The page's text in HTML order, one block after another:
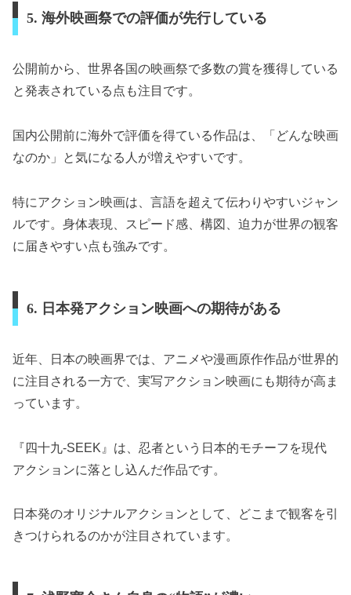
5. 海外映画祭での評価が先行している
公開前から、世界各国の映画祭で多数の賞を獲得している
と発表されている点も注目です。
国内公開前に海外で評価を得ている作品は、「どんな映画
なのか」と気になる人が増えやすいです。
特にアクション映画は、言語を超えて伝わりやすいジャン
ルです。身体表現、スピード感、構図、迫力が世界の観客
に届きやすい点も強みです。
6. 日本発アクション映画への期待がある
近年、日本の映画界では、アニメや漫画原作作品が世界的
に注目される一方で、実写アクション映画にも期待が高ま
っています。
『四十九-SEEK』は、忍者という日本的モチーフを現代
アクションに落とし込んだ作品です。
日本発のオリジナルアクションとして、どこまで観客を引
きつけられるのかが注目されています。